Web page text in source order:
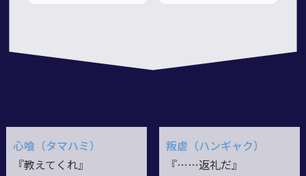
心喰（タマハミ）
『教えてくれ』
叛虐（ハンギャク）
『……返礼だ』